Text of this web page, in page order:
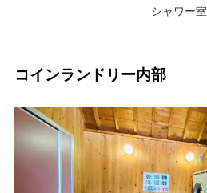
シャワー室
コインランドリー内部